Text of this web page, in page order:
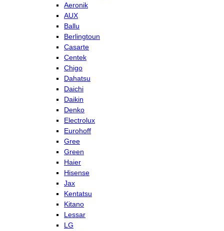
Aeronik
AUX
Ballu
Berlingtoun
Casarte
Centek
Chigo
Dahatsu
Daichi
Daikin
Denko
Electrolux
Eurohoff
Gree
Green
Haier
Hisense
Jax
Kentatsu
Kitano
Lessar
LG